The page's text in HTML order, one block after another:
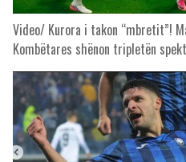
Video/ Kurora i takon “mbretit”!
Kombëtares shënon tripletën